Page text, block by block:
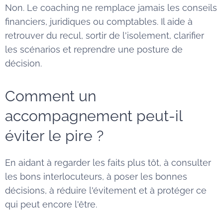
Non. Le coaching ne remplace jamais les conseils
financiers, juridiques ou comptables. Il aide à
retrouver du recul, sortir de l'isolement, clarifier
les scénarios et reprendre une posture de
décision.
Comment un
accompagnement peut-il
éviter le pire ?
En aidant à regarder les faits plus tôt, à consulter
les bons interlocuteurs, à poser les bonnes
décisions, à réduire l'évitement et à protéger ce
qui peut encore l'être.